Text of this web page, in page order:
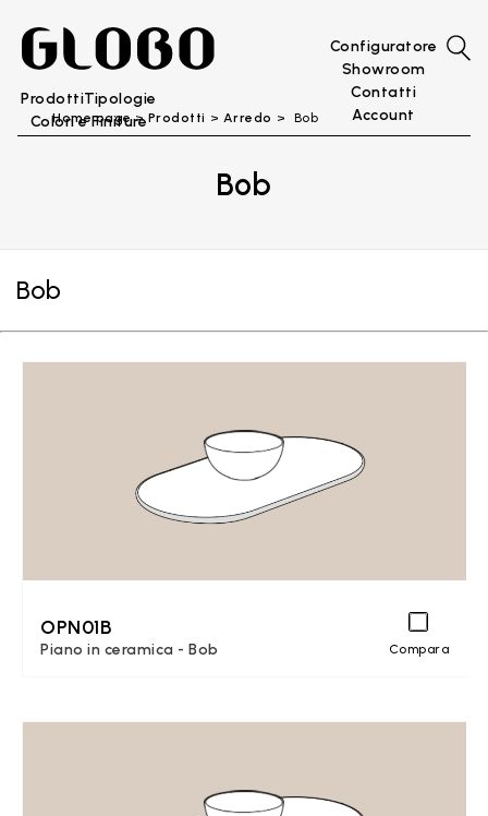
ProdottiTipologie
Colori e Finiture
Configuratore
Showroom
Contatti
Account
Home page Prodotti Arredo Bob
Bob
Bob
OPN01B
Piano in ceramica - Bob Compara